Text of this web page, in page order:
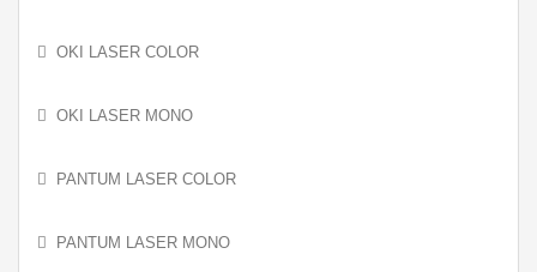
OKI LASER COLOR
OKI LASER MONO
PANTUM LASER COLOR
PANTUM LASER MONO